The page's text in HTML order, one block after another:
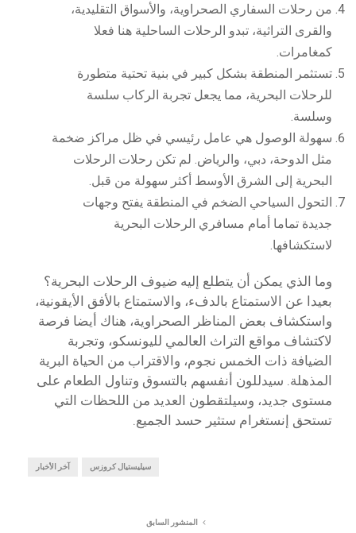
من رحلات السفاري الصحراوية، والأسواق التقليدية،
والقرى التراثية، تبدو الرحلات الساحلية هنا فعلا
كمغامرات.
تستثمر المنطقة بشكل كبير في بنية تحتية متطورة
للرحلات البحرية، مما يجعل تجربة الركاب سلسة
وسلسة.
سهولة الوصول هي عامل رئيسي في ظل مراكز ضخمة
مثل الدوحة، دبي، والرياض. لم تكن رحلات الرحلات
البحرية إلى الشرق الأوسط أكثر سهولة من قبل.
التحول السياحي الضخم في المنطقة يفتح وجهات
جديدة تماما أمام مسافري الرحلات البحرية
لاستكشافها.
وما الذي يمكن أن يتطلع إليه ضيوف الرحلات البحرية؟
بعيدا عن الاستمتاع بالدفء، والاستمتاع بالأفق الأيقونية،
واستكشاف بعض المناظر الصحراوية، هناك أيضا فرصة
لاكتشاف مواقع التراث العالمي لليونسكو، وتجربة
الضيافة ذات الخمس نجوم، والاقتراب من الحياة البرية
المذهلة. سيدللون أنفسهم بالتسوق وتناول الطعام على
مستوى جديد، وسيلتقطون العديد من اللحظات التي
تستحق إنستغرام ستثير حسد الجميع.
آخر الأخبار سيليستيال كروزس
المنشور السابق